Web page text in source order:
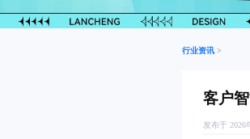
行业资讯 >
客户
发布于 2026